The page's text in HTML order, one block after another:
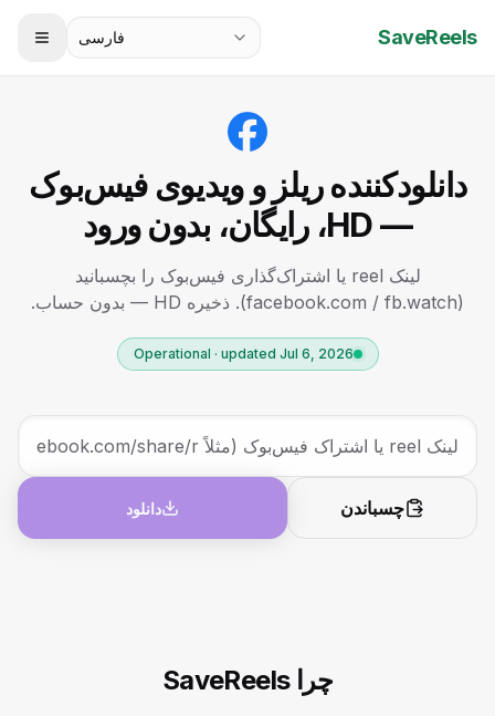
SaveReels فارسی
دانلودکننده ریلز و ویدیوی فیس‌بوک
— HD، رایگان، بدون ورود
لینک reel یا اشتراک‌گذاری فیس‌بوک را بچسبانید
(facebook.com / fb.watch). ذخیره HD — بدون حساب.
Operational · updated Jul 6, 2026
چسباندن دانلود
چرا SaveReels